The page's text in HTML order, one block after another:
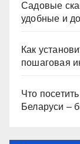
Садовые
удобные и
Как
пошаговая
Что
Беларуси –